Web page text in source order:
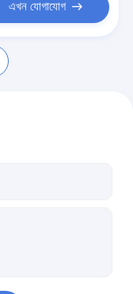
এখন যোগাযোগ